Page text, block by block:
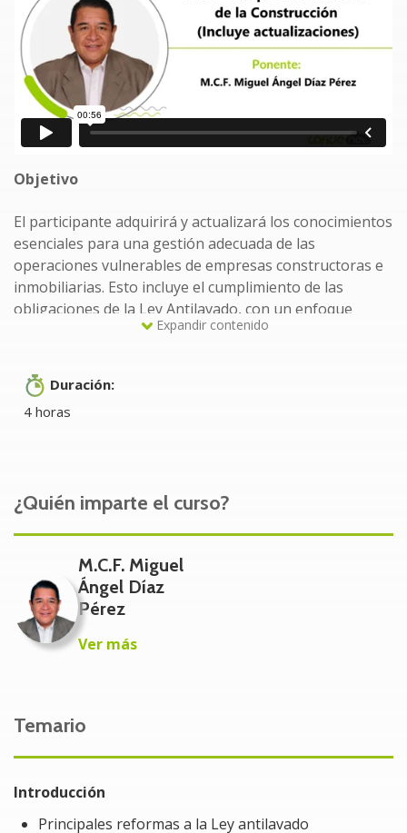
Objetivo
El participante adquirirá y actualizará los conocimientos
esenciales para una gestión adecuada de las
operaciones vulnerables de empresas constructoras e
inmobiliarias. Esto incluye el cumplimiento de las
obligaciones de la Ley Antilavado, con un enfoque
particular en las actividades vulnerables.
¿Quiénes deberían tomar este curso?
Directores
Administradores
Abogados
Gerentes
Responsables de cumplir con las obligaciones en
materia de lavado de dinero.
Beneficios del Curso
Obtendrás los elementos mínimos necesarios que
te permitan cumplir con las obligaciones en
Expandir contenido
Duración:
4 horas
¿Quién imparte el curso?
M.C.F. Miguel
Ángel Díaz
Pérez
Ver más
Temario
Introducción
Principales reformas a la Ley antilavado